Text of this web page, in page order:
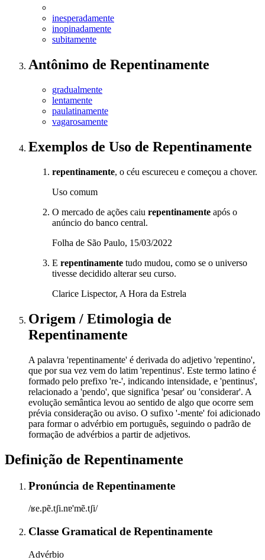
inesperadamente
inopinadamente
subitamente
Antônimo de Repentinamente
gradualmente
lentamente
paulatinamente
vagarosamente
Exemplos de Uso de Repentinamente
repentinamente, o céu escureceu e começou a chover.
Uso comum
O mercado de ações caiu repentinamente após o
anúncio do banco central.
Folha de São Paulo, 15/03/2022
E repentinamente tudo mudou, como se o universo
tivesse decidido alterar seu curso.
Clarice Lispector, A Hora da Estrela
Origem / Etimologia de
Repentinamente
A palavra 'repentinamente' é derivada do adjetivo 'repentino',
que por sua vez vem do latim 'repentinus'. Este termo latino é
formado pelo prefixo 're-', indicando intensidade, e 'pentinus',
relacionado a 'pendo', que significa 'pesar' ou 'considerar'. A
evolução semântica levou ao sentido de algo que ocorre sem
prévia consideração ou aviso. O sufixo '-mente' foi adicionado
para formar o advérbio em português, seguindo o padrão de
formação de advérbios a partir de adjetivos.
Definição de Repentinamente
Pronúncia de Repentinamente
/ʁe.pẽ.tʃi.nɐ'mẽ.tʃi/
Classe Gramatical de Repentinamente
Advérbio